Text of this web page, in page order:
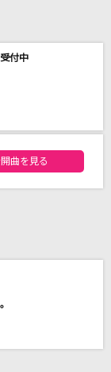
付中
ング
曲を見る